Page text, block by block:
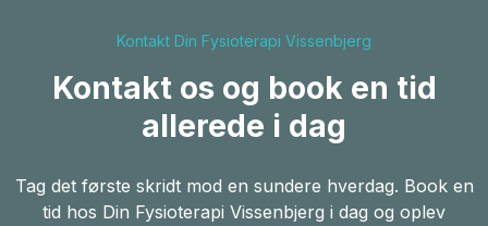
Kontakt Din Fysioterapi Vissenbjerg
Kontakt os og book en tid
allerede i dag
Tag det første skridt mod en sundere hverdag. Book en
tid hos Din Fysioterapi Vissenbjerg i dag og oplev